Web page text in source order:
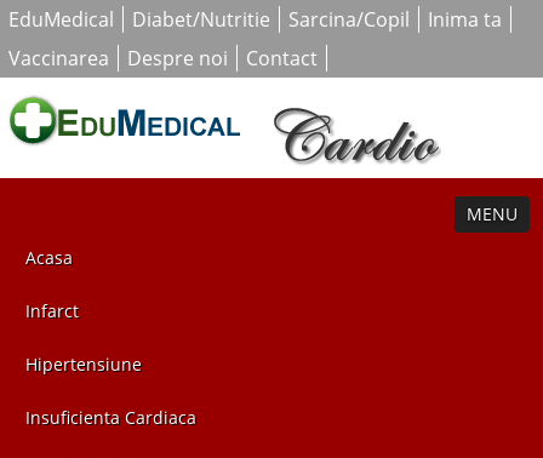
EduMedical Diabet/Nutritie Sarcina/Copil
Inima ta
Vaccinarea
Despre noi Contact
MENU
Acasa
Infarct
Hipertensiune
Insuficienta Cardiaca